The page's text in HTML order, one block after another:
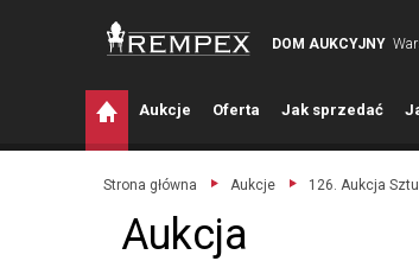
DOM AUKCYJNY
Aukcje Oferta Jak sprzedać J
Strona główna Aukcje 126. Aukcja
Aukcja